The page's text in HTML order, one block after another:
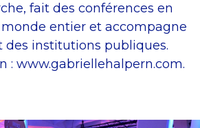
fait des conférences en
entier et accompagne
des institutions publiques.
: www.gabriellehalpern.com.